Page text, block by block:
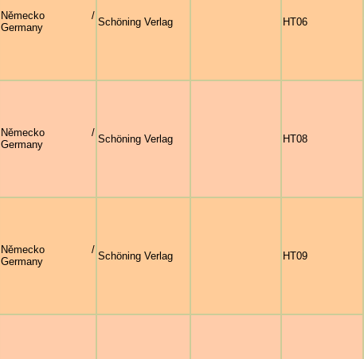
Německo /
Germany
Schöning Verlag HT06
Německo /
Germany
Schöning Verlag HT08
Německo /
Germany
Schöning Verlag HT09